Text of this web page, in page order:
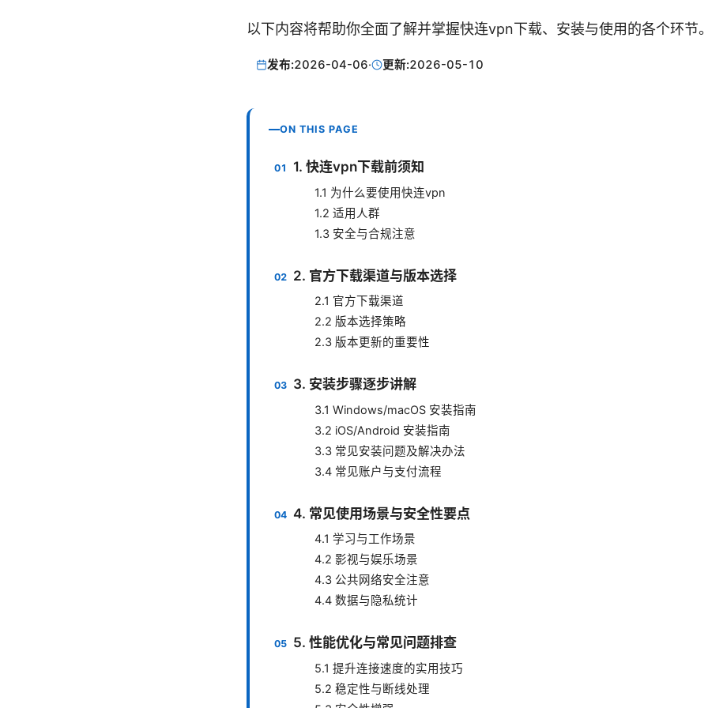
以下内容将帮助你全面了解并掌握快连vpn下载、安装与使用的各个环节
发布:2026-04-06· 更新:2026-05-10
ON THIS PAGE
1. 快连vpn下载前须知
1.1 为什么要使用快连vpn
1.2 适用人群
1.3 安全与合规注意
2. 官方下载渠道与版本选择
2.1 官方下载渠道
2.2 版本选择策略
2.3 版本更新的重要性
3. 安装步骤逐步讲解
3.1 Windows/macOS 安装指南
3.2 iOS/Android 安装指南
3.3 常见安装问题及解决办法
3.4 常见账户与支付流程
4. 常见使用场景与安全性要点
4.1 学习与工作场景
4.2 影视与娱乐场景
4.3 公共网络安全注意
4.4 数据与隐私统计
5. 性能优化与常见问题排查
5.1 提升连接速度的实用技巧
5.2 稳定性与断线处理